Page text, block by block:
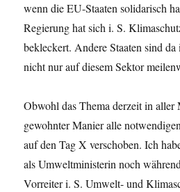
wenn die EU-Staaten solidarisch
Regierung hat sich i. S.
bekleckert. Andere Staaten sind
nicht nur auf diesem Sektor
Obwohl das Thema derzeit in
gewohnter Manier alle
auf den Tag X verschoben. Ich
als Umweltministerin noch
Vorreiter i. S. Umwelt- und